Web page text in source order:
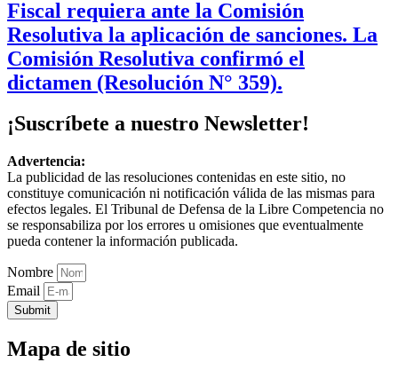
Fiscal requiera ante la Comisión
Resolutiva la aplicación de sanciones. La
Comisión Resolutiva confirmó el
dictamen (Resolución N° 359).
¡Suscríbete a nuestro Newsletter!
Advertencia:
La publicidad de las resoluciones contenidas en este sitio, no
constituye comunicación ni notificación válida de las mismas para
efectos legales. El Tribunal de Defensa de la Libre Competencia no
se responsabiliza por los errores u omisiones que eventualmente
pueda contener la información publicada.
Nombre
Email
Submit
Mapa de sitio